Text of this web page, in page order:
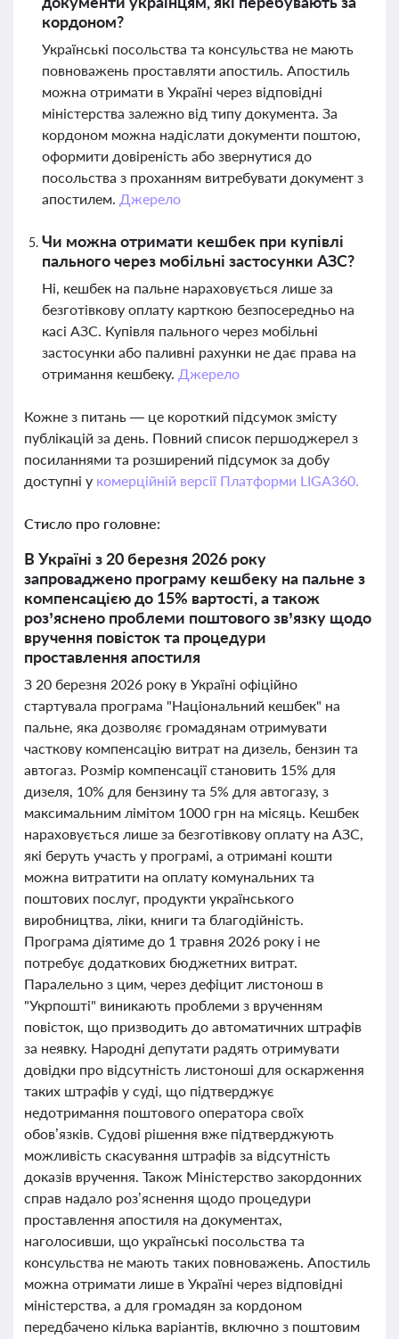
кордоном?
Українські посольства та консульства не мають
повноважень проставляти апостиль. Апостиль
можна отримати в Україні через відповідні
міністерства залежно від типу документа. За
кордоном можна надіслати документи поштою,
оформити довіреність або звернутися до
посольства з проханням витребувати документ з
апостилем. Джерело
Чи можна отримати кешбек при купівлі
пального через мобільні застосунки АЗС?
Ні, кешбек на пальне нараховується лише за
безготівкову оплату карткою безпосередньо на
касі АЗС. Купівля пального через мобільні
застосунки або паливні рахунки не дає права на
отримання кешбеку. Джерело
Кожне з питань — це короткий підсумок змісту
публікацій за день. Повний список першоджерел з
посиланнями та розширений підсумок за добу
доступні у комерційній версії Платформи LIGA360.
Стисло про головне:
В Україні з 20 березня 2026 року
запроваджено програму кешбеку на пальне з
компенсацією до 15% вартості, а також
роз’яснено проблеми поштового зв’язку щодо
вручення повісток та процедури
проставлення апостиля
З 20 березня 2026 року в Україні офіційно
стартувала програма "Національний кешбек" на
пальне, яка дозволяє громадянам отримувати
часткову компенсацію витрат на дизель, бензин та
автогаз. Розмір компенсації становить 15% для
дизеля, 10% для бензину та 5% для автогазу, з
максимальним лімітом 1000 грн на місяць. Кешбек
нараховується лише за безготівкову оплату на АЗС,
які беруть участь у програмі, а отримані кошти
можна витратити на оплату комунальних та
поштових послуг, продукти українського
виробництва, ліки, книги та благодійність.
Програма діятиме до 1 травня 2026 року і не
потребує додаткових бюджетних витрат.
Паралельно з цим, через дефіцит листонош в
"Укрпошті" виникають проблеми з врученням
повісток, що призводить до автоматичних штрафів
за неявку. Народні депутати радять отримувати
довідки про відсутність листоноші для оскарження
таких штрафів у суді, що підтверджує
недотримання поштового оператора своїх
обов’язків. Судові рішення вже підтверджують
можливість скасування штрафів за відсутність
доказів вручення. Також Міністерство закордонних
справ надало роз’яснення щодо процедури
проставлення апостиля на документах,
наголосивши, що українські посольства та
консульства не мають таких повноважень. Апостиль
можна отримати лише в Україні через відповідні
міністерства, а для громадян за кордоном
передбачено кілька варіантів, включно з поштовим